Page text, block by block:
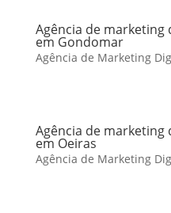
Agência de marketing
em Gondomar
Agência de Marketing
Agência de marketing
em Oeiras
Agência de Marketing